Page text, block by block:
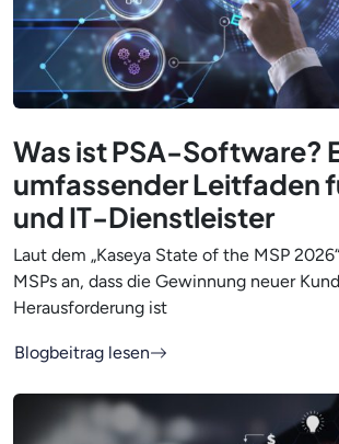
Was ist PSA-Software?
umfassender Leitfaden
und IT-Dienstleister
Laut dem „Kaseya State of the MSP
MSPs an, dass die Gewinnung neuer
Herausforderung ist
Blogbeitrag lesen